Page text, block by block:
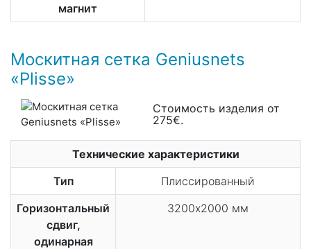
магнит
Москитная сетка Geniusnets
«Plisse»
Стоимость изделия от
275€.
Технические характеристики
Тип
Плиссированный
Горизонтальный
сдвиг,
одинарная
3200х2000 мм